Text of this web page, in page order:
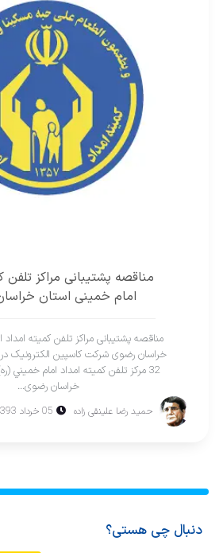
مناقصه پشتیبانی مراکز تلفن
امام خمینی استان
مناقصه پشتیبانی مراکز تلفن کمیته
خراسان رضوی شرکت کاسپین الکترونیک
32 مرکز تلفن کمیته امداد امام خميني
خراسان رضوی...
حمید رضا علینقی زاده 05 خرداد 1393
دنبال چی هستی؟